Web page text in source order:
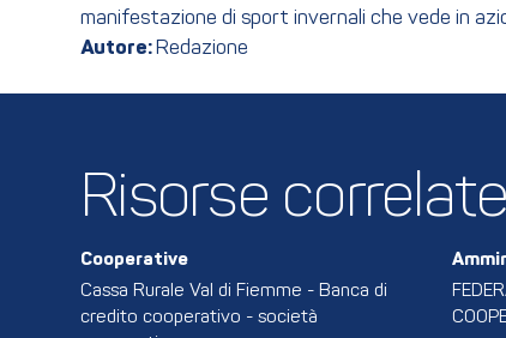
manifestazione di sport invernali che vede in
Autore: Redazione
Risorse correlate
Cooperative
Cassa Rurale Val di Fiemme - Banca di
credito cooperativo - società